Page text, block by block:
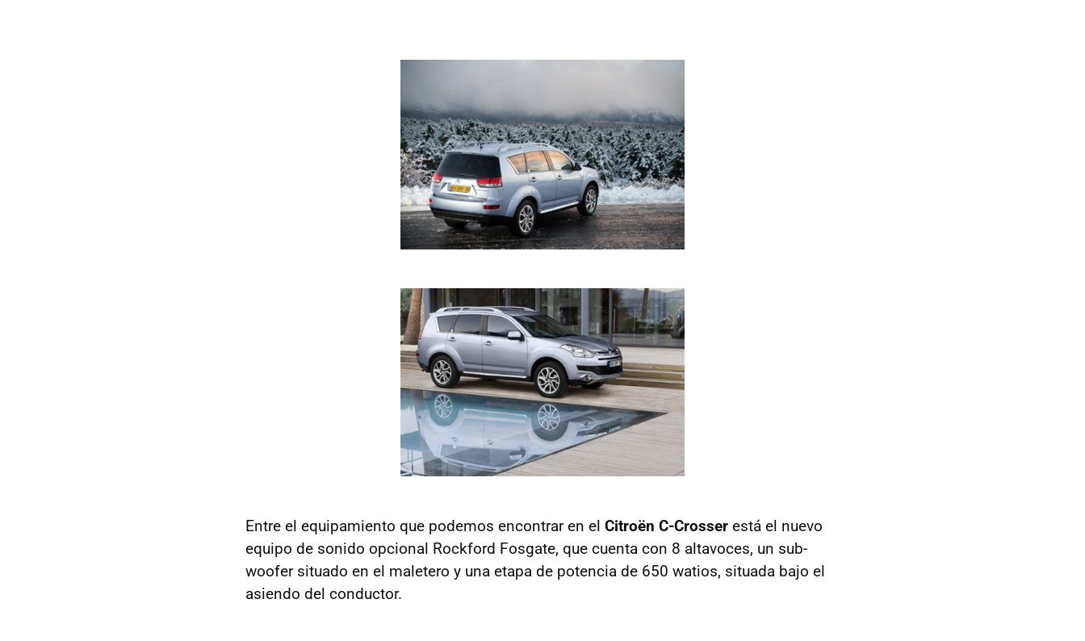
Entre el equipamiento que podemos encontrar en el Citroën C-Crosser está el nuevo
equipo de sonido opcional Rockford Fosgate, que cuenta con 8 altavoces, un sub-
woofer situado en el maletero y una etapa de potencia de 650 watios, situada bajo el
asiendo del conductor.